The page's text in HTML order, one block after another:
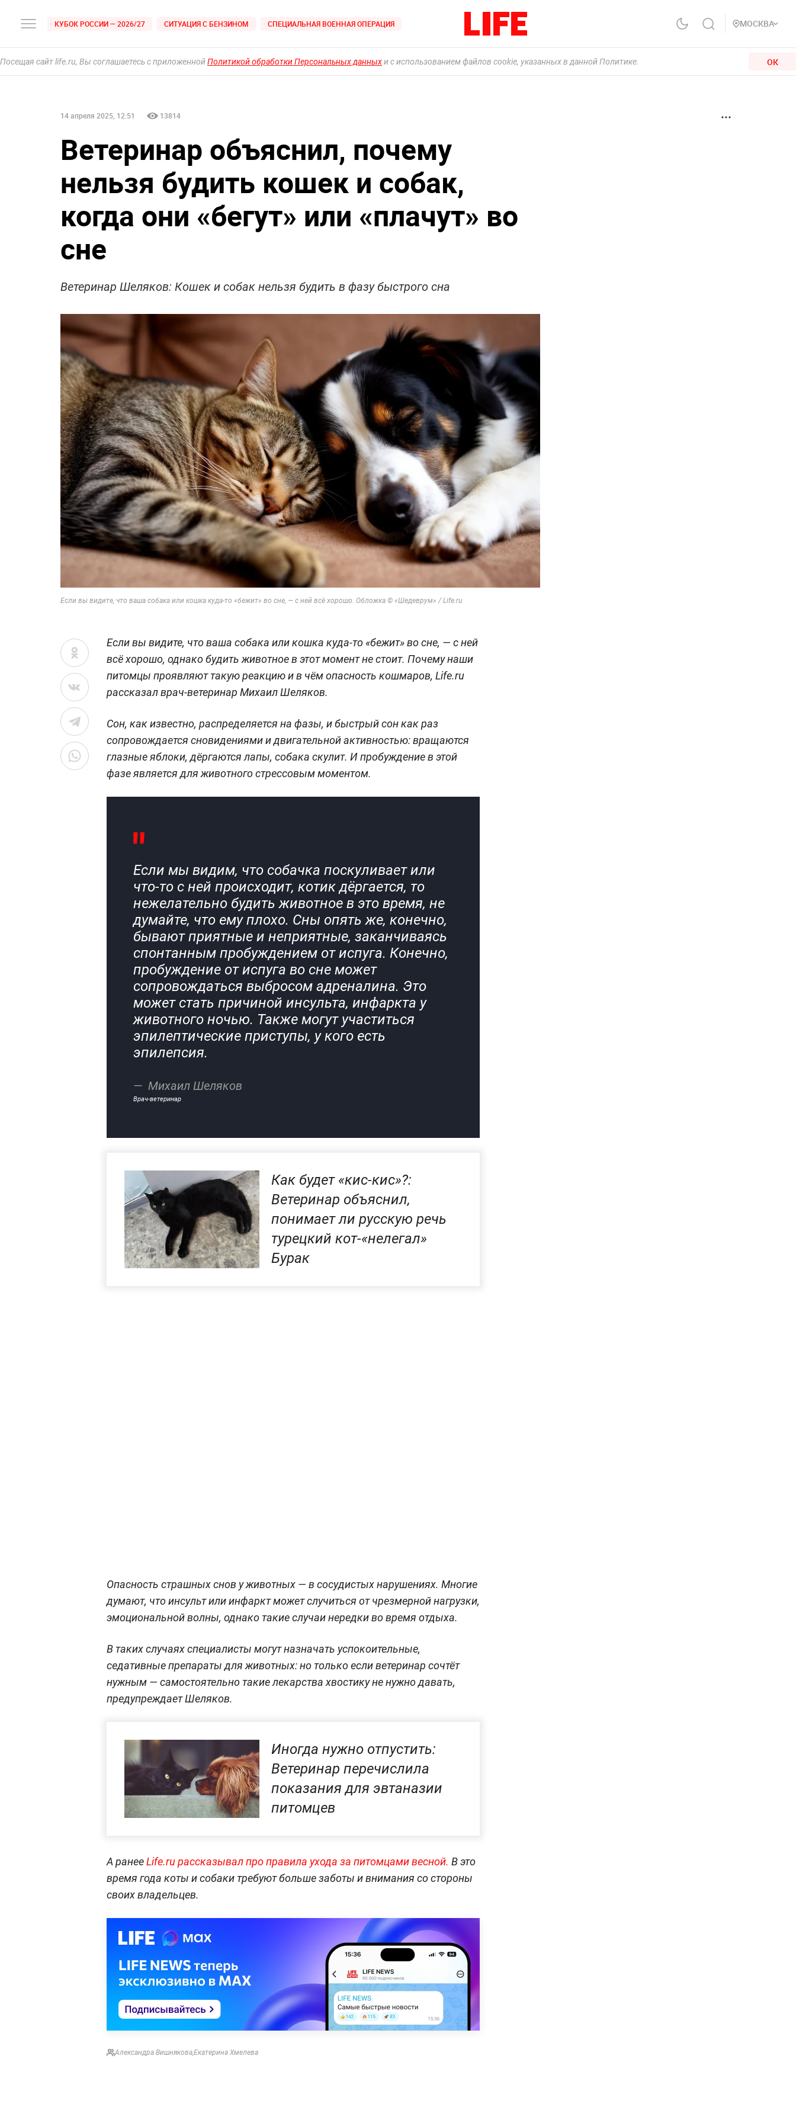
КУБОК РОССИИ — 2026/27 СИТУАЦИЯ С БЕНЗИНОМ СПЕЦИАЛЬНАЯ ВОЕННАЯ ОПЕРАЦИЯ МОСКВА
Посещая сайт life.ru, Вы соглашаетесь с приложеннойПолитикой обработки Персональных данныхи с использованием файлов cookie, указанных в данной Политике. ОК
14 апреля 2025, 12:51 13814
Ветеринар объяснил, почему
нельзя будить кошек и собак,
когда они «бегут» или «плачут» во
сне
Ветеринар Шеляков: Кошек и собак нельзя будить в фазу быстрого сна
Если вы видите, что ваша собака или кошка куда-то «бежит» во сне, — с ней всё хорошо. Обложка © «Шедеврум» / Life.ru
Если вы видите, что ваша собака или кошка куда-то «бежит» во сне, — с ней
всё хорошо, однако будить животное в этот момент не стоит. Почему наши
питомцы проявляют такую реакцию и в чём опасность кошмаров, Life.ru
рассказал врач-ветеринар Михаил Шеляков.
Сон, как известно, распределяется на фазы, и быстрый сон как раз
сопровождается сновидениями и двигательной активностью: вращаются
глазные яблоки, дёргаются лапы, собака скулит. И пробуждение в этой
фазе является для животного стрессовым моментом.
Если мы видим, что собачка поскуливает или
что-то с ней происходит, котик дёргается, то
нежелательно будить животное в это время, не
думайте, что ему плохо. Сны опять же, конечно,
бывают приятные и неприятные, заканчиваясь
спонтанным пробуждением от испуга. Конечно,
пробуждение от испуга во сне может
сопровождаться выбросом адреналина. Это
может стать причиной инсульта, инфаркта у
животного ночью. Также могут участиться
эпилептические приступы, у кого есть
эпилепсия.
Михаил Шеляков
Врач-ветеринар
Как будет «кис-кис»?:
Ветеринар объяснил,
понимает ли русскую речь
турецкий кот-«нелегал»
Бурак
Опасность страшных снов у животных — в сосудистых нарушениях. Многие
думают, что инсульт или инфаркт может случиться от чрезмерной нагрузки,
эмоциональной волны, однако такие случаи нередки во время отдыха.
В таких случаях специалисты могут назначать успокоительные,
седативные препараты для животных: но только если ветеринар сочтёт
нужным — самостоятельно такие лекарства хвостику не нужно давать,
предупреждает Шеляков.
Иногда нужно отпустить:
Ветеринар перечислила
показания для эвтаназии
питомцев
А ранееLife.ru рассказывал про правила ухода за питомцами весной. В это
время года коты и собаки требуют больше заботы и внимания со стороны
своих владельцев.
Александра ВишняковаЕкатерина Хмелева